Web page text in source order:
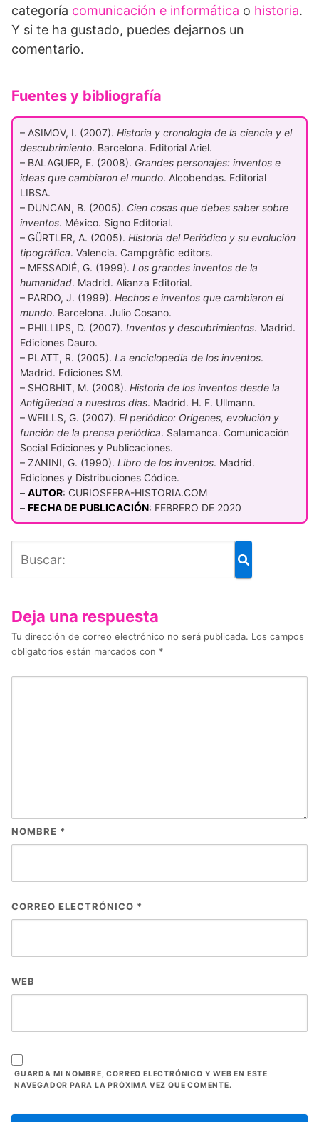
categoría comunicación e informática o historia.
Y si te ha gustado, puedes dejarnos un
comentario.
Fuentes y bibliografía
– ASIMOV, I. (2007). Historia y cronología de la ciencia y el
descubrimiento. Barcelona. Editorial Ariel.
– BALAGUER, E. (2008). Grandes personajes: inventos e
ideas que cambiaron el mundo. Alcobendas. Editorial
LIBSA.
– DUNCAN, B. (2005). Cien cosas que debes saber sobre
inventos. México. Signo Editorial.
– GÜRTLER, A. (2005). Historia del Periódico y su evolución
tipográfica. Valencia. Campgràfic editors.
– MESSADIÉ, G. (1999). Los grandes inventos de la
humanidad. Madrid. Alianza Editorial.
– PARDO, J. (1999). Hechos e inventos que cambiaron el
mundo. Barcelona. Julio Cosano.
– PHILLIPS, D. (2007). Inventos y descubrimientos. Madrid.
Ediciones Dauro.
– PLATT, R. (2005). La enciclopedia de los inventos.
Madrid. Ediciones SM.
– SHOBHIT, M. (2008). Historia de los inventos desde la
Antigüedad a nuestros días. Madrid. H. F. Ullmann.
– WEILLS, G. (2007). El periódico: Orígenes, evolución y
función de la prensa periódica. Salamanca. Comunicación
Social Ediciones y Publicaciones.
– ZANINI, G. (1990). Libro de los inventos. Madrid.
Ediciones y Distribuciones Códice.
– AUTOR: CURIOSFERA-HISTORIA.COM
– FECHA DE PUBLICACIÓN: FEBRERO DE 2020
Deja una respuesta
Tu dirección de correo electrónico no será publicada. Los campos
obligatorios están marcados con *
NOMBRE *
CORREO ELECTRÓNICO *
WEB
GUARDA MI NOMBRE, CORREO ELECTRÓNICO Y WEB EN ESTE
NAVEGADOR PARA LA PRÓXIMA VEZ QUE COMENTE.